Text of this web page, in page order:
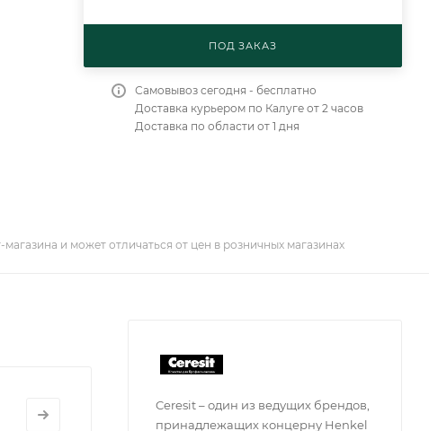
ПОД ЗАКАЗ
Самовывоз сегодня - бесплатно
Доставка курьером по Калуге от 2 часов
Доставка по области от 1 дня
и может отличаться от цен в розничных магазинах
Ceresit – один из ведущих брендов,
принадлежащих концерну Henkel